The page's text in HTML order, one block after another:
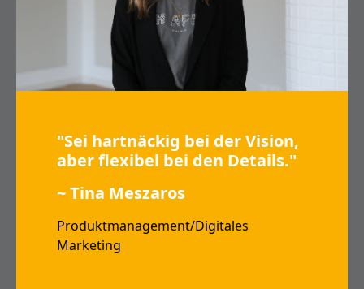
"Sei hartnäckig bei der Vision,
aber flexibel bei den Details."
~ Tina Meszaros
Produktmanagement/Digitales
Marketing